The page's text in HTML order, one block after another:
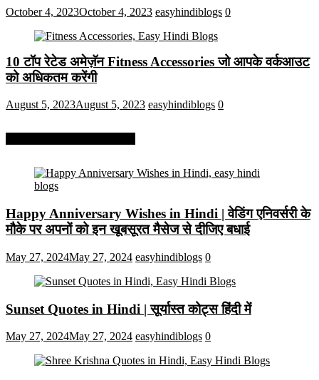
October 4, 2023October 4, 2023 easyhindiblogs 0
10 टॉप रेटेड अमेज़ॅन Fitness Accessories जो आपके वर्कआउट
को अधिकतम करेंगी
August 5, 2023August 5, 2023 easyhindiblogs 0
Happy Anniversary Wishes in Hindi | वेडिंग एनिवर्सरी के
मौके पर अपनों को इन खूबसूरत मैसेज से दीजिए बधाई
May 27, 2024May 27, 2024 easyhindiblogs 0
Sunset Quotes in Hindi | सूर्यास्त कोट्स हिंदी में
May 27, 2024May 27, 2024 easyhindiblogs 0